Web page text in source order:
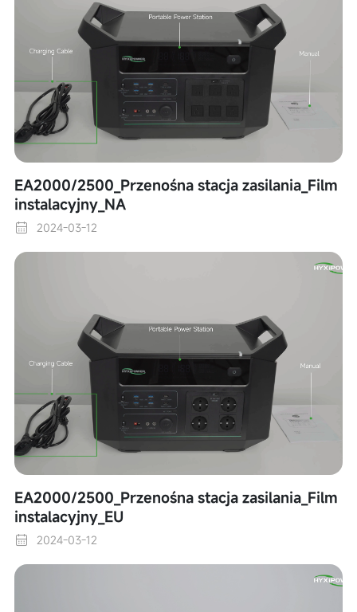
EA2000/2500_Przenośna stacja zasilania_Film
instalacyjny_NA
2024-03-12
EA2000/2500_Przenośna stacja zasilania_Film
instalacyjny_EU
2024-03-12